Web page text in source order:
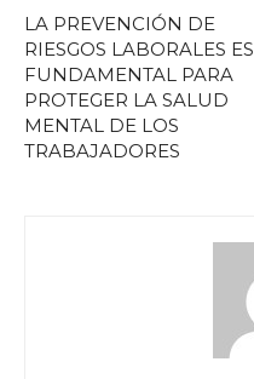
LA PREVENCIÓN DE
RIESGOS LABORALES ES
FUNDAMENTAL PARA
PROTEGER LA SALUD
MENTAL DE LOS
TRABAJADORES